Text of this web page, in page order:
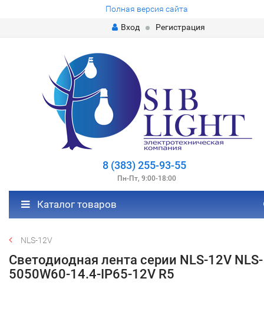
Полная версия сайта
Вход
Регистрация
8 (383) 255-93-55
Пн-Пт, 9:00-18:00
Каталог товаров
NLS-12V
Светодиодная лента серии NLS-12V NLS-
5050W60-14.4-IP65-12V R5